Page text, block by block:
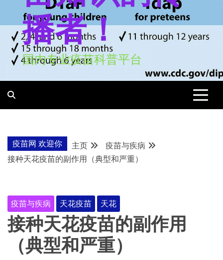
播者！
国内专业疫苗科普平台
疫苗网 欢迎你 主页
疫苗与疾病
接种天花疫苗的副作用（典型和严重）
疫苗与疾病 天花疫苗 天花
接种天花疫苗的副作用
（典型和严重）